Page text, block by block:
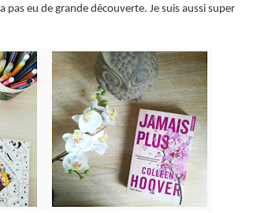
eu de grande découverte. Je suis aussi super